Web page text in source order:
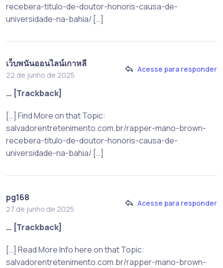
recebera-titulo-de-doutor-honoris-causa-de-
universidade-na-bahia/ […]
เว็บพนันออนไลน์เกาหลี
22 de junho de 2025
Acesse para responder
… [Trackback]
[…] Find More on that Topic:
salvadorentretenimento.com.br/rapper-mano-brown-
recebera-titulo-de-doutor-honoris-causa-de-
universidade-na-bahia/ […]
pg168
27 de junho de 2025
Acesse para responder
… [Trackback]
[…] Read More Info here on that Topic:
salvadorentretenimento.com.br/rapper-mano-brown-